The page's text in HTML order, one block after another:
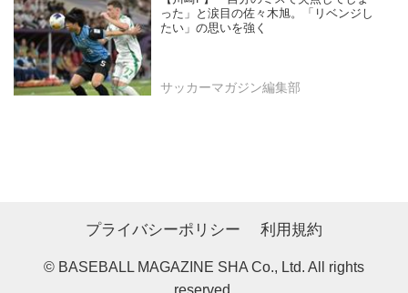
った」と涙目の佐々木旭。「リベンジし
たい」の思いを強く
サッカーマガジン編集部
プライバシーポリシー 利用規約
© BASEBALL MAGAZINE SHA Co., Ltd. All rights